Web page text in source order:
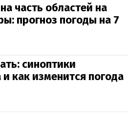
часть областей на
прогноз погоды на 7
синоптики
и как изменится погода